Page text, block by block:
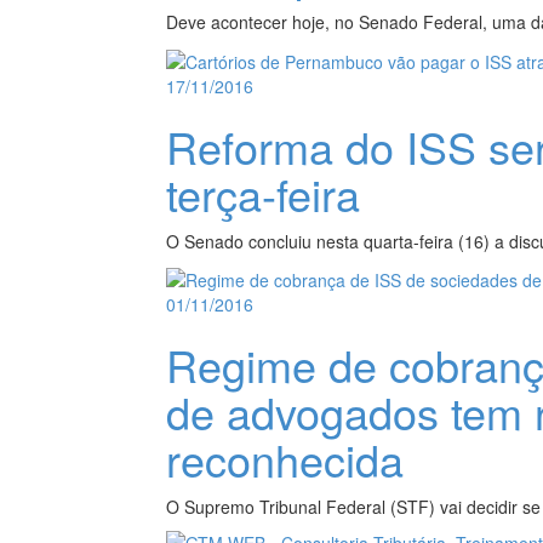
Deve acontecer hoje, no Senado Federal, uma
17/11/2016
Reforma do ISS
terça-feira
O Senado concluiu nesta quarta-feira (16) a
01/11/2016
Regime de
de advogados
reconhecida
O Supremo Tribunal Federal (STF) vai decidir